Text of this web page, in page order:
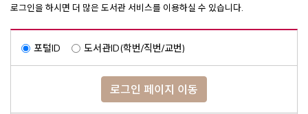
로그인을 하시면 더 많은 도서관 서비스를 이용하실 수 있습니다.
포털ID 도서관ID(학번/직번/교번)
로그인 페이지 이동